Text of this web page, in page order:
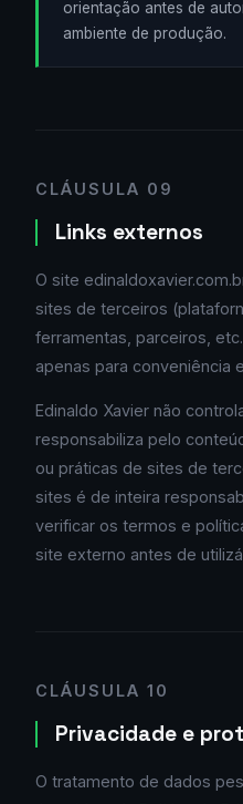
orientação antes de
ambiente de produção.
CLÁUSULA 09
Links externos
O site
sites de terceiros
ferramentas, parceiros,
apenas para conveniência
Edinaldo Xavier não
responsabiliza pelo
ou práticas de sites de
sites é de inteira
verificar os termos e
site externo antes de
CLÁUSULA 10
Privacidade e
O tratamento de dados